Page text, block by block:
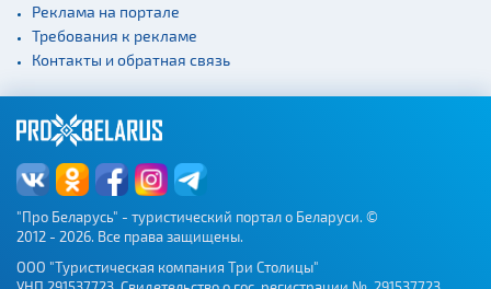
Реклама на портале
Требования к рекламе
Контакты и обратная связь
"Про Беларусь" - туристический портал о Беларуси. ©
2012 - 2026. Все права защищены.
ООО "Туристическая компания Три Столицы"